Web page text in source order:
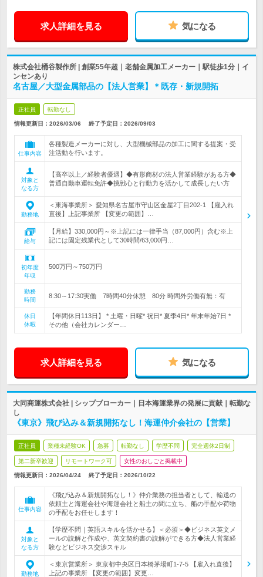
求人詳細を見る 気になる
株式会社桶谷製作所 | 創業55年超｜老舗金属加工メーカー｜駅徒歩1分｜イ
ンセンあり
名古屋／大型金属部品の【法人営業】＊既存・新規開拓
正社員 転勤なし
情報更新日：2026/03/06 終了予定日： 2026/09/03
仕事内容
各種製造メーカーに対し、大型機械部品の加工に関する提案・受
注活動を行います。
対象と
なる方
【高卒以上／経験者優遇】◆有形商材の法人営業経験がある方◆
普通自動車運転免許◆挑戦心と行動力を活かして成長したい方
勤務地
＜東海事業所＞ 愛知県名古屋市守山区金屋2丁目202-1 【雇入れ
直後】上記事業所 【変更の範囲】…
給与
【月給】330,000円～※上記には一律手当（87,000円）含む※上
記には固定残業代として30時間/63,000円…
初年度
年収
500万円～750万円
勤務
時間
8:30～17:30実働 7時間40分休憩 80分 時間外労働有無：有
休日
休暇
【年間休日113日】 * 土曜・日曜* 祝日* 夏季4日* 年末年始7日 *
その他（会社カレンダー…
求人詳細を見る 気になる
大同商運株式会社 | シップブローカー｜日本海運業界の発展に貢献｜転勤な
し
《東京》飛び込み＆新規開拓なし！海運仲介会社の【営業】
正社員 業種未経験OK 急募 転勤なし 学歴不問 完全週休2日制
第二新卒歓迎 リモートワーク可 女性のおしごと掲載中
情報更新日：2026/04/24 終了予定日： 2026/10/22
仕事内容
《飛び込み＆新規開拓なし！》仲介業務の担当者として、輸送の
依頼主と海運会社や海運会社と船主の間に立ち、船の手配や荷物
の手配をお任せします！
対象と
なる方
【学歴不問｜英語スキルを活かせる】＜必須＞◆ビジネス英文メ
ールの読解と作成や、英文契約書の読解ができる方◆法人営業経
験などビジネス交渉スキル
勤務地
＜東京営業所＞ 東京都中央区日本橋茅場町1-7-5 【雇入れ直後】
上記の事業所 【変更の範囲】変更…